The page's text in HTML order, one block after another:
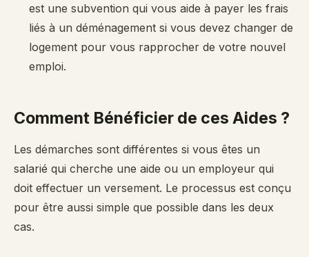
est une subvention qui vous aide à payer les frais
liés à un déménagement si vous devez changer de
logement pour vous rapprocher de votre nouvel
emploi.
Comment Bénéficier de ces Aides ?
Les démarches sont différentes si vous êtes un
salarié qui cherche une aide ou un employeur qui
doit effectuer un versement. Le processus est conçu
pour être aussi simple que possible dans les deux
cas.